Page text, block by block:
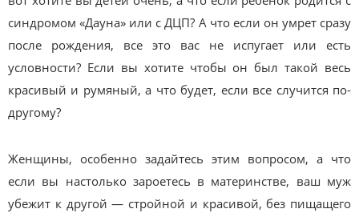
синдромом «Дауна» или с ДЦП? А что если он умрет сразу
после рождения, все это вас не испугает или есть
условности? Если вы хотите чтобы он был такой весь
красивый и румяный, а что будет, если все случится по-
другому?
Женщины, особенно задайтесь этим вопросом, а что
если вы настолько зароетесь в материнстве, ваш муж
убежит к другой — стройной и красивой, без пищащего